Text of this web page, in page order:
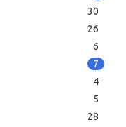
30
26
6
7
4
5
28